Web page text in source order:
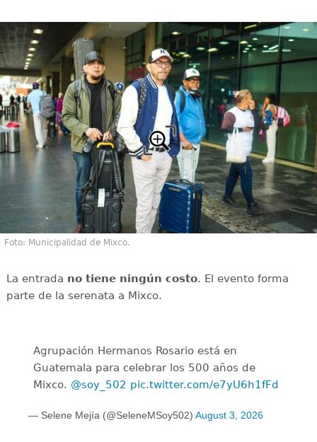
Foto: Municipalidad de Mixco.
La entrada no tiene ningún costo. El evento forma
parte de la serenata a Mixco.
Agrupación Hermanos Rosario está en
Guatemala para celebrar los 500 años de
Mixco. @soy_502 pic.twitter.com/e7yU6h1fFd
— Selene Mejía (@SeleneMSoy502) August 3, 2026